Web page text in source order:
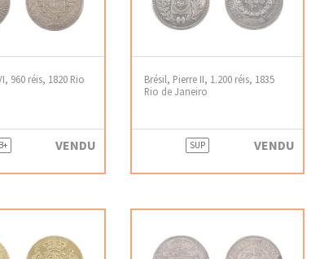
960 réis, 1820 Rio
VENDU
Brésil, Pierre II, 1.200 réis, 1835
Rio de Janeiro
SUP VENDU